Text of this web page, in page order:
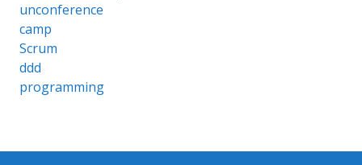
unconference
camp
Scrum
ddd
programming